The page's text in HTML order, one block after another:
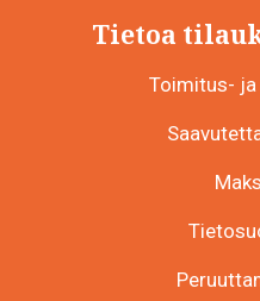
Tietoa
Toimitus-